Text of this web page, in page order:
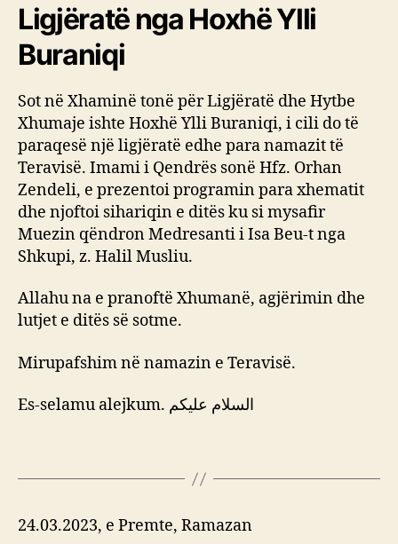
Ligjëratë nga Hoxhë Ylli
Buraniqi
Sot në Xhaminë tonë për Ligjëratë dhe Hytbe
Xhumaje ishte Hoxhë Ylli Buraniqi, i cili do të
paraqesë një ligjëratë edhe para namazit të
Teravisë. Imami i Qendrës sonë Hfz. Orhan
Zendeli, e prezentoi programin para xhematit
dhe njoftoi sihariqin e ditës ku si mysafir
Muezin qëndron Medresanti i Isa Beu-t nga
Shkupi, z. Halil Musliu.
Allahu na e pranoftë Xhumanë, agjërimin dhe
lutjet e ditës së sotme.
Mirupafshim në namazin e Teravisë.
Es-selamu alejkum. السلام عليكم
24.03.2023, e Premte, Ramazan